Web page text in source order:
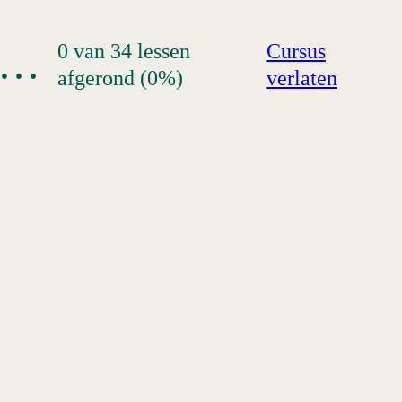
WAT GAAT ER DAN MIS?
0 van 34 lessen
afgerond (0%)
Cursus
verlaten